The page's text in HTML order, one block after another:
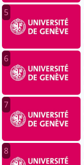
5
6
7
8